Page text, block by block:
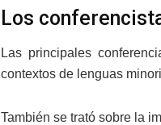
Los
Las principales
contextos de lenguas
También se trató sobre la